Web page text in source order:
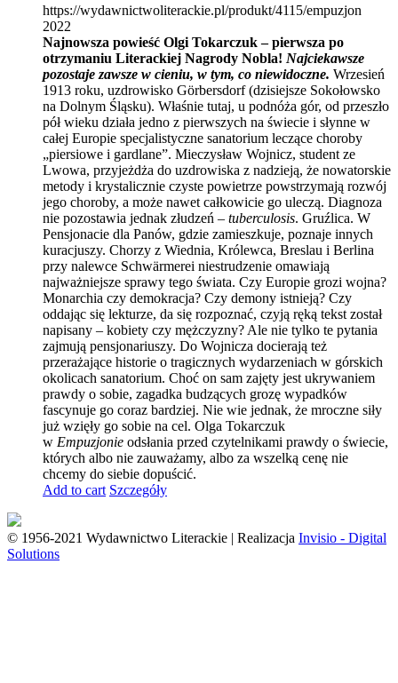
https://wydawnictwoliterackie.pl/produkt/4115/empuzjon
2022
Najnowsza powieść Olgi Tokarczuk – pierwsza po
otrzymaniu Literackiej Nagrody Nobla! Najciekawsze
pozostaje zawsze w cieniu, w tym, co niewidoczne. Wrzesień
1913 roku, uzdrowisko Görbersdorf (dzisiejsze Sokołowsko
na Dolnym Śląsku). Właśnie tutaj, u podnóża gór, od przeszło
pół wieku działa jedno z pierwszych na świecie i słynne w
całej Europie specjalistyczne sanatorium leczące choroby
„piersiowe i gardlane”. Mieczysław Wojnicz, student ze
Lwowa, przyjeżdża do uzdrowiska z nadzieją, że nowatorskie
metody i krystalicznie czyste powietrze powstrzymają rozwój
jego choroby, a może nawet całkowicie go uleczą. Diagnoza
nie pozostawia jednak złudzeń – tuberculosis. Gruźlica. W
Pensjonacie dla Panów, gdzie zamieszkuje, poznaje innych
kuracjuszy. Chorzy z Wiednia, Królewca, Breslau i Berlina
przy nalewce Schwärmerei niestrudzenie omawiają
najważniejsze sprawy tego świata. Czy Europie grozi wojna?
Monarchia czy demokracja? Czy demony istnieją? Czy
oddając się lekturze, da się rozpoznać, czyją ręką tekst został
napisany – kobiety czy mężczyzny? Ale nie tylko te pytania
zajmują pensjonariuszy. Do Wojnicza docierają też
przerażające historie o tragicznych wydarzeniach w górskich
okolicach sanatorium. Choć on sam zajęty jest ukrywaniem
prawdy o sobie, zagadka budzących grozę wypadków
fascynuje go coraz bardziej. Nie wie jednak, że mroczne siły
już wzięły go sobie na cel. Olga Tokarczuk
w Empuzjonie odsłania przed czytelnikami prawdy o świecie,
których albo nie zauważamy, albo za wszelką cenę nie
chcemy do siebie dopuścić.
Add to cart Szczegóły
© 1956-2021 Wydawnictwo Literackie | Realizacja Invisio - Digital
Solutions